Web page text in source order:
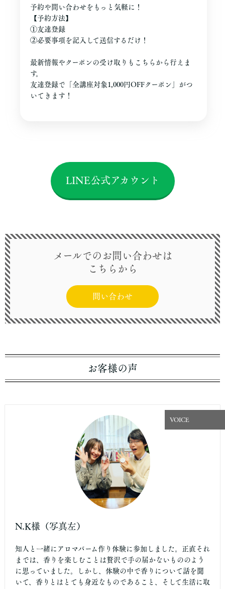
予約や問い合わせをもっと気軽に！
【予約方法】
①友達登録
②必要事項を記入して送信するだけ！
最新情報やクーポンの受け取りもこちらから行えま
す。
友達登録で「全講座対象1,000円OFFクーポン」がつ
いてきます！
LINE公式アカウント
メールでのお問い合わせは
こちらから
問い合わせ
お客様の声
N.K様（写真左）
知人と一緒にアロマバーム作り体験に参加しました。正直それ
までは、香りを楽しむことは贅沢で手の届かないもののよう
に思っていました。しかし、体験の中で香りについて話を聞
いて、香りとはとても身近なものであること、そして生活に取
VOICE